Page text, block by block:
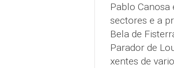
Pablo
sectores e a
Bela de
Parador de
xentes de